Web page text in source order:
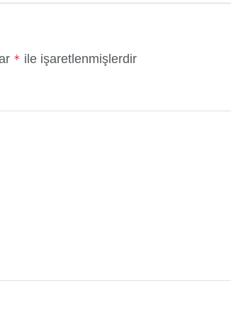
* ile işaretlenmişlerdir